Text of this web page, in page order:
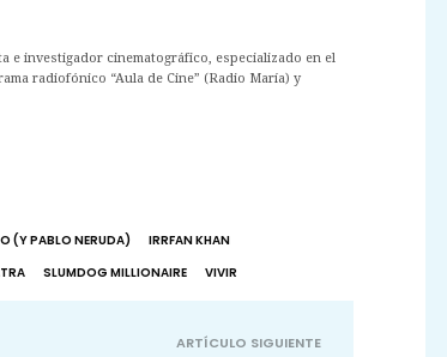
e investigador cinematográfico, especializado en el
radiofónico “Aula de Cine” (Radio María) y
(Y PABLO NERUDA)
IRRFAN KHAN
SLUMDOG MILLIONAIRE VIVIR
ARTÍCULO SIGUIENTE